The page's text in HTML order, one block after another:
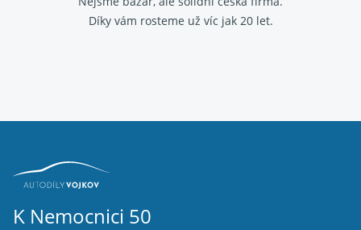
Díky vám rosteme už víc jak 20 let.
K Nemocnici 50